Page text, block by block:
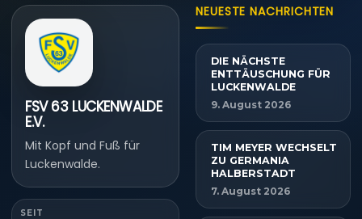
FSV 63 LUCKENWALDE
E.V.
Mit Kopf und Fuß für
Luckenwalde.
SEIT
NEUESTE NACHRICHTEN
DIE NÄCHSTE
ENTTÄUSCHUNG FÜR
LUCKENWALDE
9. August 2026
TIM MEYER WECHSELT
ZU GERMANIA
HALBERSTADT
7. August 2026